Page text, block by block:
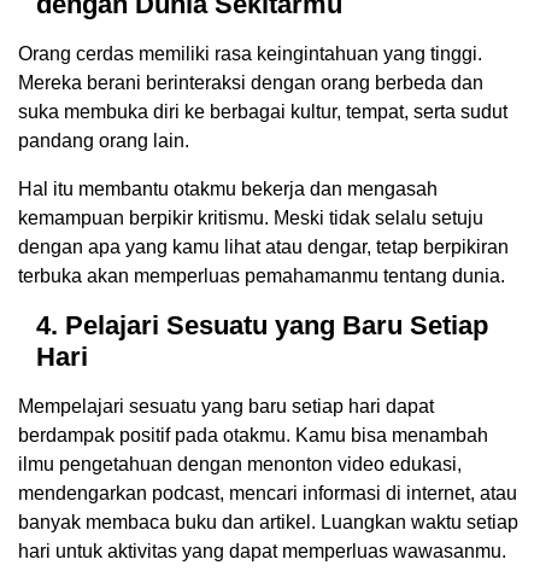
Orang cerdas memiliki rasa keingintahuan yang tinggi.
Mereka berani berinteraksi dengan orang berbeda dan
suka membuka diri ke berbagai kultur, tempat, serta sudut
pandang orang lain.
Hal itu membantu otakmu bekerja dan mengasah
kemampuan berpikir kritismu. Meski tidak selalu setuju
dengan apa yang kamu lihat atau dengar, tetap berpikiran
terbuka akan memperluas pemahamanmu tentang dunia.
4. Pelajari Sesuatu yang Baru Setiap
Hari
Mempelajari sesuatu yang baru setiap hari dapat
berdampak positif pada otakmu. Kamu bisa menambah
ilmu pengetahuan dengan menonton video edukasi,
mendengarkan podcast, mencari informasi di internet, atau
banyak membaca buku dan artikel. Luangkan waktu setiap
hari untuk aktivitas yang dapat memperluas wawasanmu.